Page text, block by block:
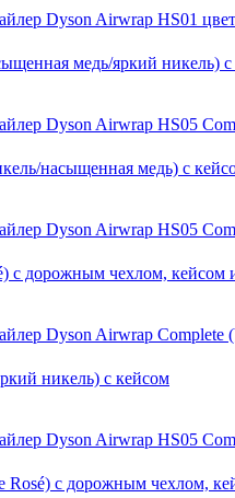
Dyson Airwrap HS01
Dyson Airwrap HS05
Dyson Airwrap HS05
Dyson Airwrap Complete
Dyson Airwrap HS05